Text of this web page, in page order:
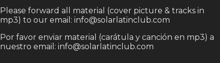
Please forward all material (cover picture & tracks in
mp3) to our email: info@solarlatinclub.com
Por favor enviar material (carátula y canción en mp3) a
nuestro email: info@solarlatinclub.com